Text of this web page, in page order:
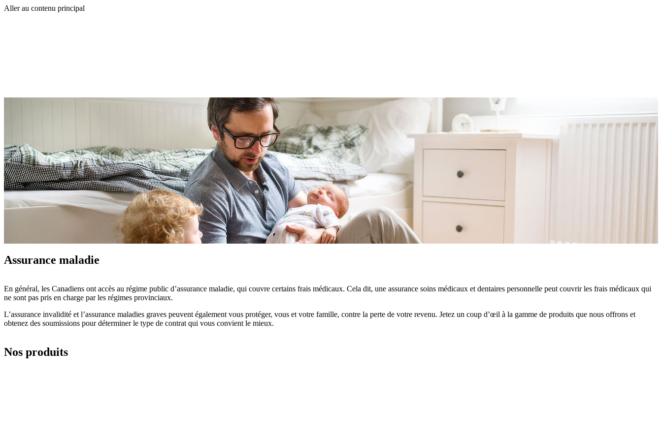
Aller au contenu principal
Assurance maladie
En général, les Canadiens ont accès au régime public d’assurance maladie, qui couvre certains frais médicaux. Cela dit, une assurance soins médicaux et dentaires personnelle peut couvrir les frais médicaux qui
ne sont pas pris en charge par les régimes provinciaux.
L’assurance invalidité et l’assurance maladies graves peuvent également vous protéger, vous et votre famille, contre la perte de votre revenu. Jetez un coup d’œil à la gamme de produits que nous offrons et
obtenez des soumissions pour déterminer le type de contrat qui vous convient le mieux.
Nos produits